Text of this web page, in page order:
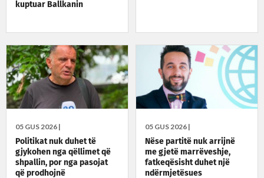
kuptuar Ballkanin
05 GUS 2026 |
Politikat nuk duhet të
gjykohen nga qëllimet që
shpallin, por nga pasojat
që prodhojnë
05 GUS 2026 |
Nëse partitë nuk arrijnë
me gjetë marrëveshje,
fatkeqësisht duhet një
ndërmjetësues